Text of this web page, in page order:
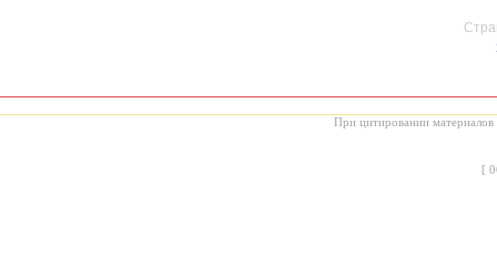
При цитировании материалов
[